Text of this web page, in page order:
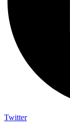
Twitter